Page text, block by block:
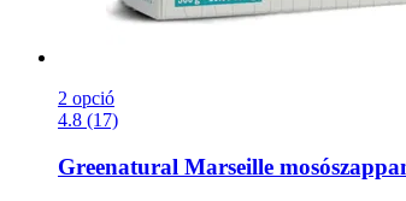
2 opció
4.8 (17)
Greenatural Marseille